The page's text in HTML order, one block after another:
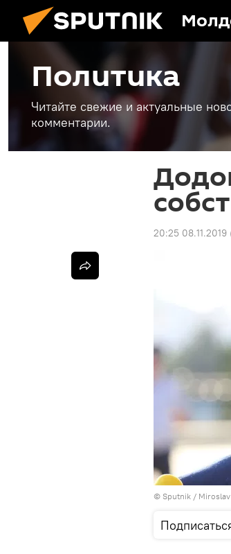
Политика
Читайте свежие и актуальные
комментарии.
20:25 08.11.2019
© Sputnik / Miroslav